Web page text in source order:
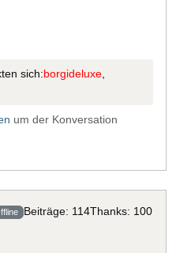
sich:borgideluxe,
um der Konversation
Beiträge: 114Thanks: 100